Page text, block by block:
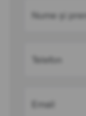
Nume și
Telefon
Email